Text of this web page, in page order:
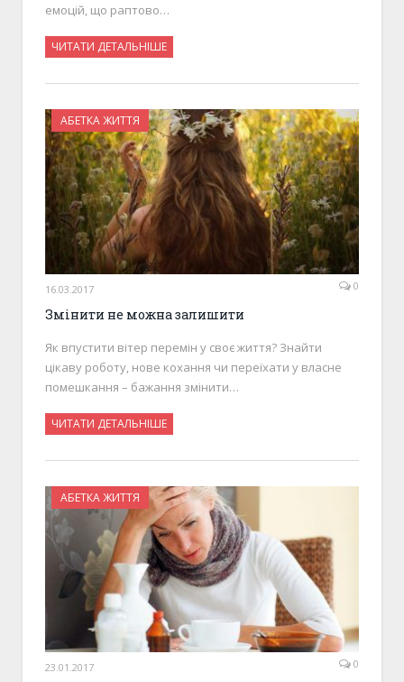
емоцій, що раптово…
ЧИТАТИ ДЕТАЛЬНІШЕ
АБЕТКА ЖИТТЯ
16.03.2017 0
Змінити не можна залишити
Як впустити вітер перемін у своє життя? Знайти
цікаву роботу, нове кохання чи переїхати у власне
помешкання – бажання змінити…
ЧИТАТИ ДЕТАЛЬНІШЕ
АБЕТКА ЖИТТЯ
23.01.2017 0